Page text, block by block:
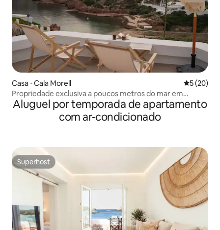
Casa ⋅ Cala Morell 5 de uma
5 (20)
Propriedade exclusiva a poucos metros do mar em
Menorca
Aluguel por temporada de apartamento
com ar-condicionado
Superhost
Superhost